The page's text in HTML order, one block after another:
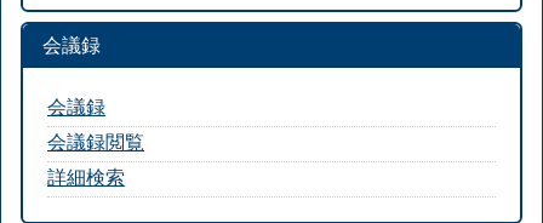
会議録
会議録
会議録閲覧
詳細検索